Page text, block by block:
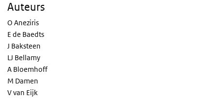
Auteurs
O Aneziris
E de Baedts
J Baksteen
LJ Bellamy
A Bloemhoff
M Damen
V van Eijk